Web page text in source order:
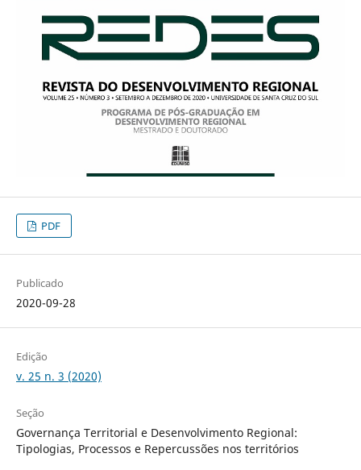
PDF
Publicado
2020-09-28
Edição
v. 25 n. 3 (2020)
Seção
Governança Territorial e Desenvolvimento Regional:
Tipologias, Processos e Repercussões nos territórios